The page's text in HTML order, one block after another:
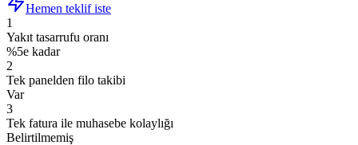
Hemen teklif iste
1
Yakıt tasarrufu oranı
%5e kadar
2
Tek panelden filo takibi
Var
3
Tek fatura ile muhasebe kolaylığı
Belirtilmemiş